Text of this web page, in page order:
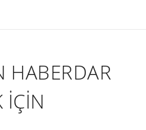
HABERDAR
İÇİN